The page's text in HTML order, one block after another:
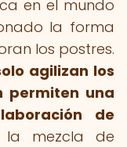
en el mundo
la forma
los postres.
agilizan los
permiten una
de
la mezcla de